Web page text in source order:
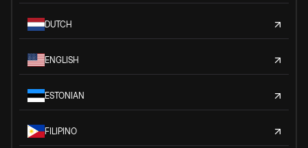
DUTCH
ENGLISH
ESTONIAN
FILIPINO